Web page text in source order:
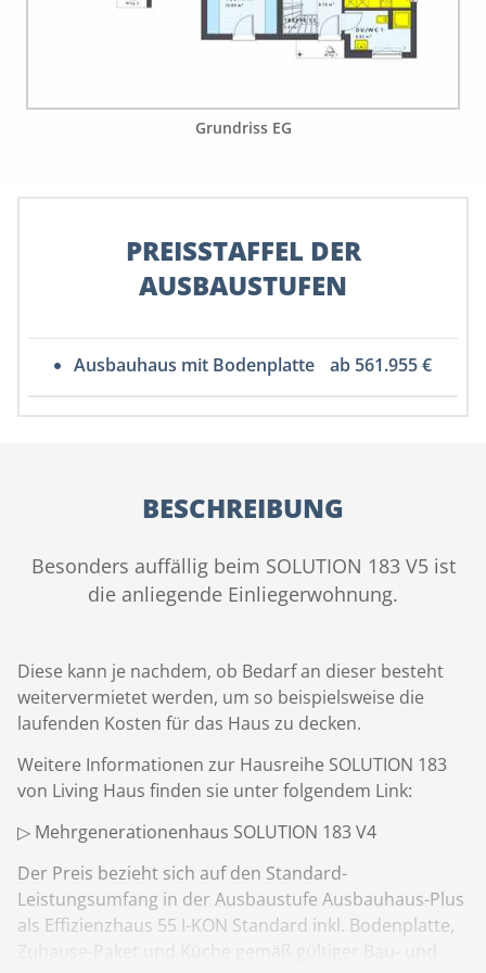
Grundriss EG
PREISSTAFFEL DER
AUSBAUSTUFEN
Ausbauhaus mit Bodenplatte ab 561.955 €
BESCHREIBUNG
Besonders auffällig beim SOLUTION 183 V5 ist
die anliegende Einliegerwohnung.
Diese kann je nachdem, ob Bedarf an dieser besteht
weitervermietet werden, um so beispielsweise die
laufenden Kosten für das Haus zu decken.
Weitere Informationen zur Hausreihe SOLUTION 183
von Living Haus finden sie unter folgendem Link:
▷ Mehrgenerationenhaus SOLUTION 183 V4
Der Preis bezieht sich auf den Standard-
Leistungsumfang in der Ausbaustufe Ausbauhaus-Plus
als Effizienzhaus 55 I-KON Standard inkl. Bodenplatte,
Zuhause-Paket und Küche gemäß gültiger Bau- und